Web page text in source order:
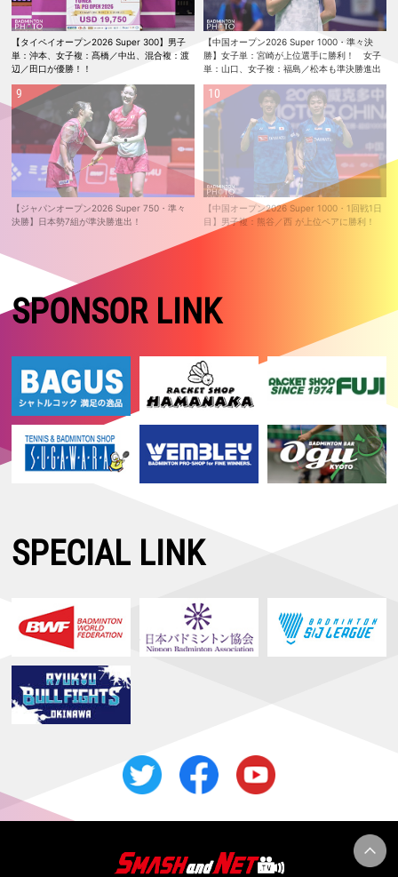
【タイペイオープン2026 Super 300】男子
単：沖本、女子複：髙橋／中出、混合複：渡
辺／田口が優勝！！
【中国オープン2026 Super 1000・準々決
勝】女子単：宮崎が上位選手に勝利！ 女子
単：山口、女子複：福島／松本も準決勝進出
【ジャパンオープン2026 Super 750・準々
決勝】日本勢7組が準決勝進出！
【中国オープン2026 Super 1000・1回戦1日
目】男子複：熊谷／西 が上位ペアに勝利！
SPONSOR LINK
SPECIAL LINK